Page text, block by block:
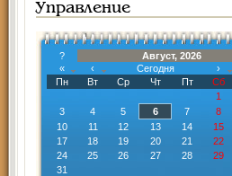
Управление
?
Август, 2026
«
‹ Сегодня ›
Пн
Вт Ср Чт Пт Сб
1
3
4 5 6 7 8
10
11 12 13 14 15
17
18 19 20 21 22
24
25 26 27 28 29
31